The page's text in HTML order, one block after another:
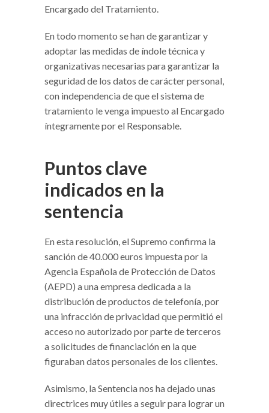
Encargado del Tratamiento.
En todo momento se han de garantizar y
adoptar las medidas de índole técnica y
organizativas necesarias para garantizar la
seguridad de los datos de carácter personal,
con independencia de que el sistema de
tratamiento le venga impuesto al Encargado
íntegramente por el Responsable.
Puntos clave
indicados en la
sentencia
En esta resolución, el Supremo confirma la
sanción de 40.000 euros impuesta por la
Agencia Española de Protección de Datos
(AEPD) a una empresa dedicada a la
distribución de productos de telefonía, por
una infracción de privacidad que permitió el
acceso no autorizado por parte de terceros
a solicitudes de financiación en la que
figuraban datos personales de los clientes.
Asimismo, la Sentencia nos ha dejado unas
directrices muy útiles a seguir para lograr un